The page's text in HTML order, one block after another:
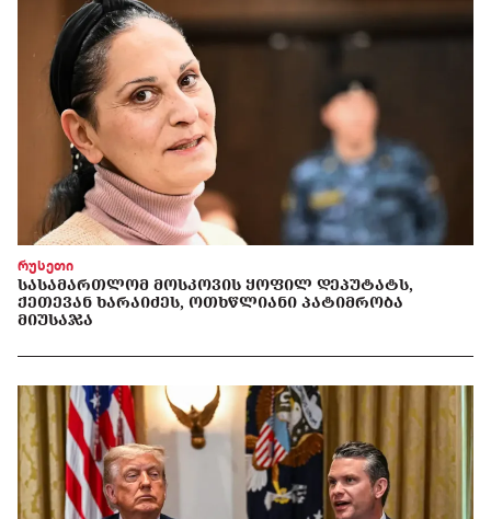
რუსეთი
ᲡᲐᲡᲐᲛᲐᲠᲗᲚᲝᲛ ᲛᲝᲡᲙᲝᲕᲘᲡ ᲧᲝᲤᲘᲚ ᲓᲔᲞᲣᲢᲐᲢᲡ,
ᲥᲔᲗᲔᲕᲐᲜ ᲮᲐᲠᲐᲘᲫᲔᲡ, ᲝᲗᲮᲬᲚᲘᲐᲜᲘ ᲞᲐᲢᲘᲛᲠᲝᲑᲐ
ᲛᲘᲣᲡᲐᲯᲐ